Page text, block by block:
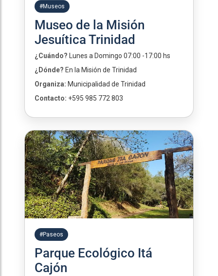
#Museos
Museo de la Misión
Jesuítica Trinidad
¿Cuándo? Lunes a Domingo 07:00 -17:00 hs
¿Dónde? En la Misión de Trinidad
Organiza: Municipalidad de Trinidad
Contacto: +595 985 772 803
#Paseos
Parque Ecológico Itá
Cajón